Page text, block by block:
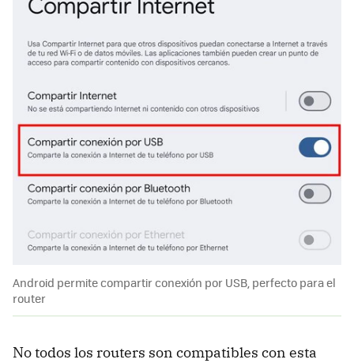
Android permite compartir conexión por USB, perfecto para el
router
No todos los routers son compatibles con esta